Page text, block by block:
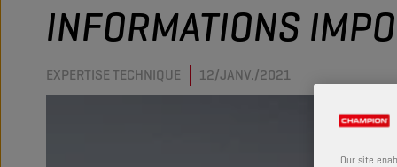
INFORMATIONS
EXPERTISE TECHNIQUE 12/JANV./2021
Our site